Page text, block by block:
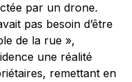
par un drone.
pas besoin d’être
de la rue »,
une réalité
remettant en